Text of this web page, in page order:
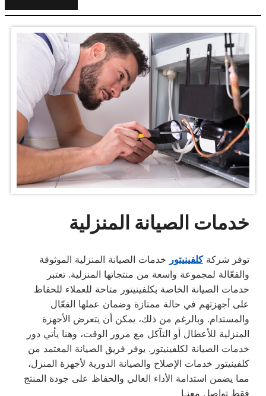
خدمات الصيانة المنزلية
توفر شركةكلفينيتور خدمات الصيانة المنزلية الموثوقة
والفعّالة لمجموعة واسعة من منتجاتها المنزلية. تعتبر
خدمات الصيانة الخاصة بكلفينيتور متاحة للعملاء للحفاظ
على أجهزتهم في حالة ممتازة وضمان عملها الفعّال
والمستدام. وبالرغم من ذلك، يمكن أن يتعرض الأجهزة
المنزلية للأعطال أو التآكل مع مرور الوقت، وهنا يأتي دور
خدمات الصيانة لكلفينيتور. يوفر فريق الصيانة المعتمد من
كلفينيتور خدمات الإصلاح والصيانة الدورية لأجهزة المنزل،
مما يضمن استدامة الأداء العالي والحفاظ على جودة المنتج
فقط تواصل معنـا